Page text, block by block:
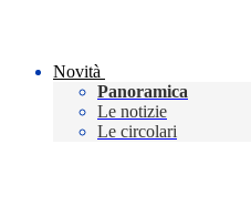
Novità
Panoramica
Le notizie
Le circolari